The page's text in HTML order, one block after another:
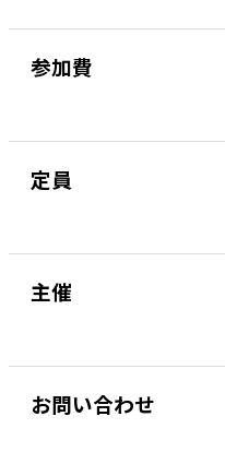
参加費
定員
主催
お問い合わせ